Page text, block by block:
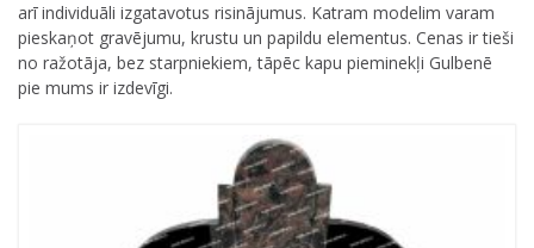
arī individuāli izgatavotus risinājumus. Katram modelim varam
pieskaņot gravējumu, krustu un papildu elementus. Cenas ir tieši
no ražotāja, bez starpniekiem, tāpēc kapu pieminekļi Gulbenē
pie mums ir izdevīgi.